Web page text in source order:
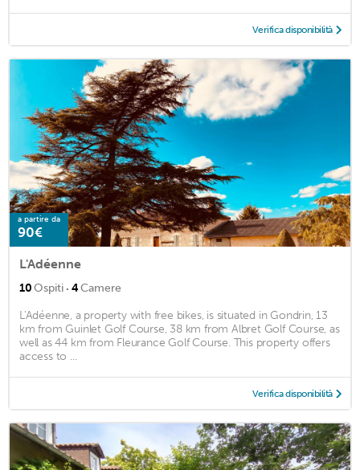
Verifica disponibilità
a partire da
90€
L'Adéenne
10Ospiti · 4Camere
L'Adéenne, a property with free bikes, is situated in Gondrin, 13
km from Guinlet Golf Course, 38 km from Albret Golf Course, as
well as 44 km from Fleurance Golf Course. This property offers
access to ...
Verifica disponibilità